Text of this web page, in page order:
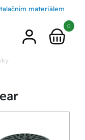
materiálem
0